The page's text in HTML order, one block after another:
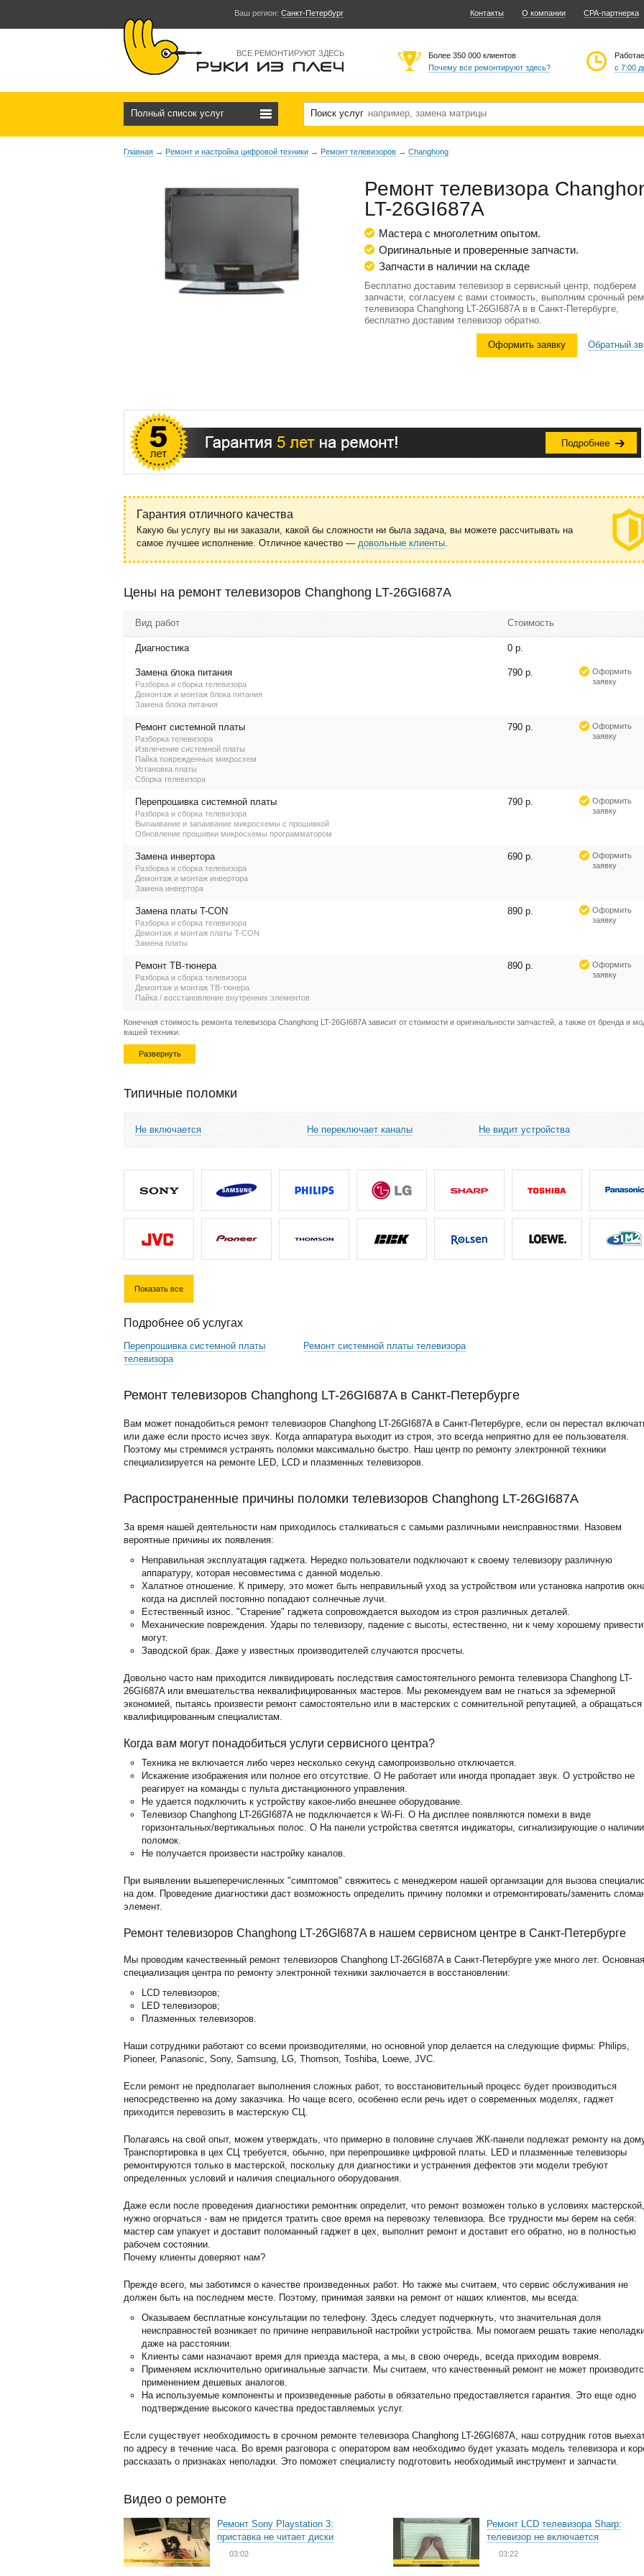
Ваш регион: Санкт-Петербург Контакты О компании CPA-партнерка
ВСЕ РЕМОНТИРУЮТ ЗДЕСЬ
с 7:00
Более 350 000 клиентов
Почему все ремонтируют здесь?
Полный список услуг Поиск услуг
Главная → Ремонт и настройка цифровой техники → Ремонт телевизоров → Changhong
Ремонт телевизора
LT-26GI687A
Мастера с многолетним опытом.
Оригинальные и проверенные запчасти.
Запчасти в наличии на складе
Бесплатно доставим телевизор в сервисный центр, подберем
запчасти, согласуем с вами стоимость, выполним срочный
телевизора Changhong LT-26GI687A в в Санкт-Петербурге,
бесплатно доставим телевизор обратно.
Оформить заявку Обратный
Гарантия отличного качества
Какую бы услугу вы ни заказали, какой бы сложности ни была задача, вы можете рассчитывать на
самое лучшее исполнение. Отличное качество — довольные клиенты.
Цены на ремонт телевизоров Changhong LT-26GI687A
Вид работ Стоимость
Диагностика 0 р.
Замена блока питания
Разборка и сборка телевизора
Демонтаж и монтаж блока питания
Замена блока питания
790 р.
Оформить
заявку
Ремонт системной платы
Разборка телевизора
Извлечение системной платы
Пайка поврежденных микросхем
Установка платы
Сборка телевизора
790 р.
Оформить
заявку
Перепрошивка системной платы
Разборка и сборка телевизора
Выпаивание и запаивание микросхемы с прошивкой
Обновление прошивки микросхемы программатором
790 р.
Оформить
заявку
Замена инвертора
Разборка и сборка телевизора
Демонтаж и монтаж инвертора
Замена инвертора
690 р.
Оформить
заявку
Замена платы T-CON
Разборка и сборка телевизора
Демонтаж и монтаж платы T-CON
Замена платы
890 р.
Оформить
заявку
Ремонт ТВ-тюнера
Разборка и сборка телевизора
Демонтаж и монтаж ТВ-тюнера
Пайка / восстановление внутренних элементов
890 р.
Оформить
заявку
Конечная стоимость ремонта телевизора Changhong LT-26GI687A зависит от стоимости и оригинальности запчастей, а также от бренда и
вашей техники.
Развернуть
Типичные поломки
Не включается Не переключает каналы Не видит устройства
Показать все
Подробнее об услугах
Перепрошивка системной платы
телевизора
Ремонт системной платы телевизора
Ремонт телевизоров Changhong LT-26GI687A в Санкт-Петербурге
Вам может понадобиться ремонт телевизоров Changhong LT-26GI687A в Санкт-Петербурге, если он перестал
или даже если просто исчез звук. Когда аппаратура выходит из строя, это всегда неприятно для ее пользователя.
Поэтому мы стремимся устранять поломки максимально быстро. Наш центр по ремонту электронной техники
специализируется на ремонте LED, LCD и плазменных телевизоров.
Распространенные причины поломки телевизоров Changhong LT-26GI687A
За время нашей деятельности нам приходилось сталкиваться с самыми различными неисправностями. Назовем
вероятные причины их появления:
Неправильная эксплуатация гаджета. Нередко пользователи подключают к своему телевизору различную
аппаратуру, которая несовместима с данной моделью.
Халатное отношение. К примеру, это может быть неправильный уход за устройством или установка напротив
когда на дисплей постоянно попадают солнечные лучи.
Естественный износ. "Старение" гаджета сопровождается выходом из строя различных деталей.
Механические повреждения. Удары по телевизору, падение с высоты, естественно, ни к чему хорошему
могут.
Заводской брак. Даже у известных производителей случаются просчеты.
Довольно часто нам приходится ликвидировать последствия самостоятельного ремонта телевизора Changhong LT-
26GI687A или вмешательства неквалифицированных мастеров. Мы рекомендуем вам не гнаться за эфемерной
экономией, пытаясь произвести ремонт самостоятельно или в мастерских с сомнительной репутацией, а обращаться
квалифицированным специалистам.
Когда вам могут понадобиться услуги сервисного центра?
Техника не включается либо через несколько секунд самопроизвольно отключается.
Искажение изображения или полное его отсутствие. O Не работает или иногда пропадает звук. O устройство не
реагирует на команды с пульта дистанционного управления.
Не удается подключить к устройству какое-либо внешнее оборудование.
Телевизор Changhong LT-26GI687A не подключается к Wi-Fi. O На дисплее появляются помехи в виде
горизонтальных/вертикальных полос. O На панели устройства светятся индикаторы, сигнализирующие о наличии
поломок.
Не получается произвести настройку каналов.
При выявлении вышеперечисленных "симптомов" свяжитесь с менеджером нашей организации для вызова
на дом. Проведение диагностики даст возможность определить причину поломки и отремонтировать/заменить
элемент.
Ремонт телевизоров Changhong LT-26GI687A в нашем сервисном центре в Санкт-Петербурге
Мы проводим качественный ремонт телевизоров Changhong LT-26GI687A в Санкт-Петербурге уже много лет. Основная
специализация центра по ремонту электронной техники заключается в восстановлении:
LCD телевизоров;
LED телевизоров;
Плазменных телевизоров.
Наши сотрудники работают со всеми производителями, но основной упор делается на следующие фирмы: Philips,
Pioneer, Panasonic, Sony, Samsung, LG, Thomson, Toshiba, Loewe, JVC.
Если ремонт не предполагает выполнения сложных работ, то восстановительный процесс будет производиться
непосредственно на дому заказчика. Но чаще всего, особенно если речь идет о современных моделях, гаджет
приходится перевозить в мастерскую СЦ.
Полагаясь на свой опыт, можем утверждать, что примерно в половине случаев ЖК-панели подлежат ремонту на
Транспортировка в цех СЦ требуется, обычно, при перепрошивке цифровой платы. LED и плазменные телевизоры
ремонтируются только в мастерской, поскольку для диагностики и устранения дефектов эти модели требуют
определенных условий и наличия специального оборудования.
Даже если после проведения диагностики ремонтник определит, что ремонт возможен только в условиях
нужно огорчаться - вам не придется тратить свое время на перевозку телевизора. Все трудности мы берем на себя:
мастер сам упакует и доставит поломанный гаджет в цех, выполнит ремонт и доставит его обратно, но в полностью
рабочем состоянии.
Почему клиенты доверяют нам?
Прежде всего, мы заботимся о качестве произведенных работ. Но также мы считаем, что сервис обслуживания не
должен быть на последнем месте. Поэтому, принимая заявки на ремонт от наших клиентов, мы всегда:
Оказываем бесплатные консультации по телефону. Здесь следует подчеркнуть, что значительная доля
неисправностей возникает по причине неправильной настройки устройства. Мы помогаем решать такие
даже на расстоянии.
Клиенты сами назначают время для приезда мастера, а мы, в свою очередь, всегда приходим вовремя.
Применяем исключительно оригинальные запчасти. Мы считаем, что качественный ремонт не может
применением дешевых аналогов.
На используемые компоненты и произведенные работы в обязательно предоставляется гарантия. Это еще одно
подтверждение высокого качества предоставляемых услуг.
Если существует необходимость в срочном ремонте телевизора Changhong LT-26GI687A, наш сотрудник готов
по адресу в течение часа. Во время разговора с оператором вам необходимо будет указать модель телевизора и
рассказать о признаках неполадки. Это поможет специалисту подготовить необходимый инструмент и запчасти.
Видео о ремонте
Ремонт Sony Playstation 3:
приставка не читает диски
03:02
Ремонт LCD телевизора Sharp:
телевизор не включается
03:22